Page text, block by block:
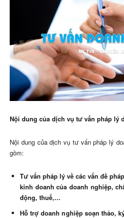
Nội dung của dịch vụ tư vấn pháp lý
Nội dung của dịch vụ tư vấn pháp lý
gồm:
Tư vấn pháp lý về các vấn đề
kinh doanh của doanh nghiệp,
động, thuế,…
Hỗ trợ doanh nghiệp soạn thảo,